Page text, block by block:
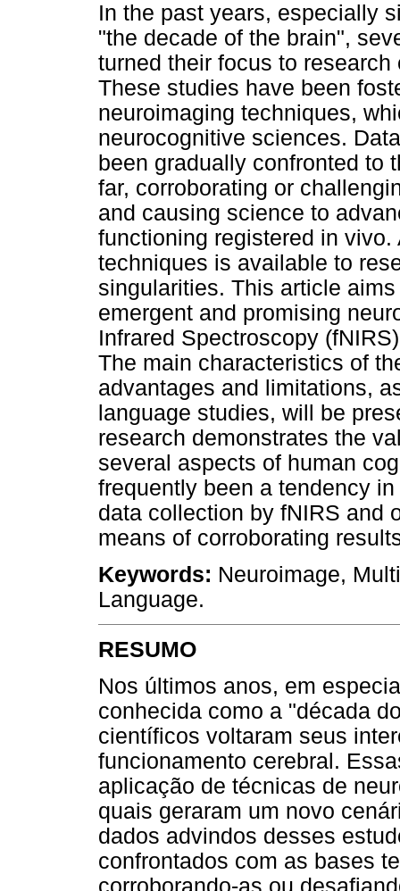
In the past years, especially
"the decade of the brain",
turned their focus to
These studies have been
neuroimaging techniques,
neurocognitive sciences.
been gradually confronted to
far, corroborating or
and causing science to
functioning registered in
techniques is available to
singularities. This article
emergent and promising
Infrared Spectroscopy
The main characteristics of
advantages and limitations,
language studies, will be
research demonstrates the
several aspects of human
frequently been a tendency
data collection by fNIRS and
means of corroborating
Keywords: Neuroimage,
Language.
RESUMO
Nos últimos anos, em
conhecida como a "década
científicos voltaram seus
funcionamento cerebral.
aplicação de técnicas de
quais geraram um novo
dados advindos desses
confrontados com as bases
corroborando-as ou